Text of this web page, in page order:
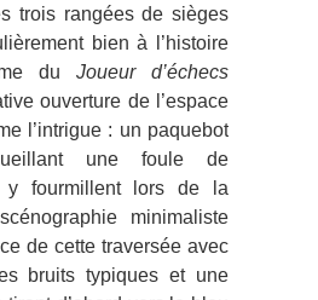
trois rangées de sièges
bien à l’histoire
du Joueur d’échecs
ouverture de l’espace
l’intrigue : un paquebot
une foule de
y fourmillent lors de la
minimaliste
de cette traversée avec
bruits typiques et une